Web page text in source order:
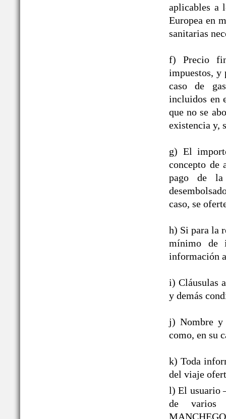
aplicables a
Europea en
sanitarias
f) Precio
impuestos, y
caso de
incluidos en
que no se
existencia y,
g) El
concepto de
pago de
caso, se
h) Si para la
mínimo de
información
i) Cláusulas
y demás
j) Nombre y
como, en su
k) Toda
del viaje
l) El usuario
de varios